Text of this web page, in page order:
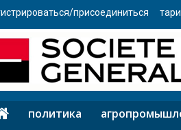
присоединиться
политика